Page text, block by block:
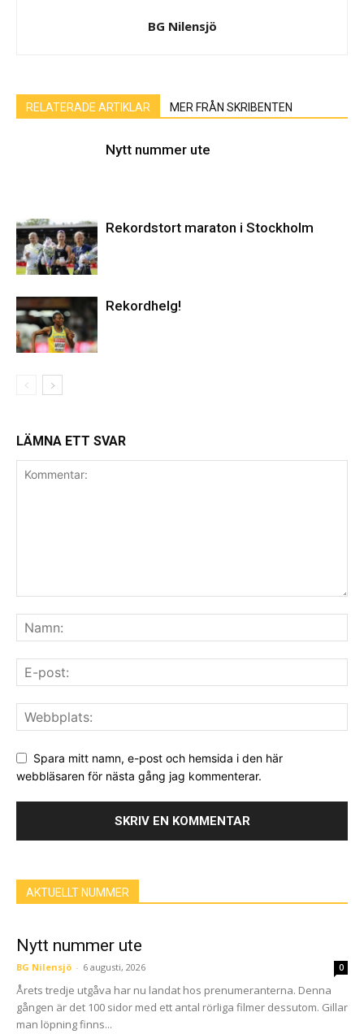
BG Nilensjö
RELATERADE ARTIKLAR MER FRÅN SKRIBENTEN
Nytt nummer ute
Rekordstort maraton i Stockholm
Rekordhelg!
LÄMNA ETT SVAR
Spara mitt namn, e-post och hemsida i den här
webbläsaren för nästa gång jag kommenterar.
AKTUELLT NUMMER
Nytt nummer ute
BG Nilensjö - 6 augusti, 2026 0
Årets tredje utgåva har nu landat hos prenumeranterna. Denna
gången är det 100 sidor med ett antal rörliga filmer dessutom. Gillar
man löpning finns...